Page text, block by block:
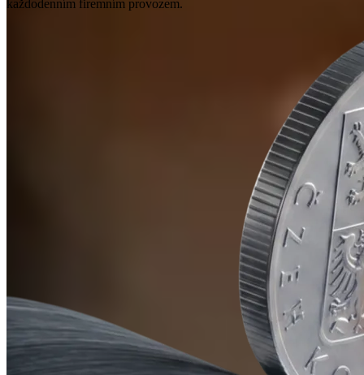
každodenním firemním provozem.